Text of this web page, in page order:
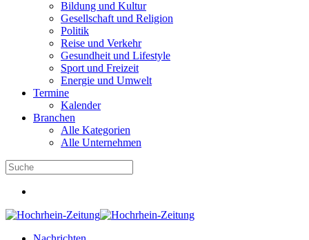
Bildung und Kultur
Gesellschaft und Religion
Politik
Reise und Verkehr
Gesundheit und Lifestyle
Sport und Freizeit
Energie und Umwelt
Termine
Kalender
Branchen
Alle Kategorien
Alle Unternehmen